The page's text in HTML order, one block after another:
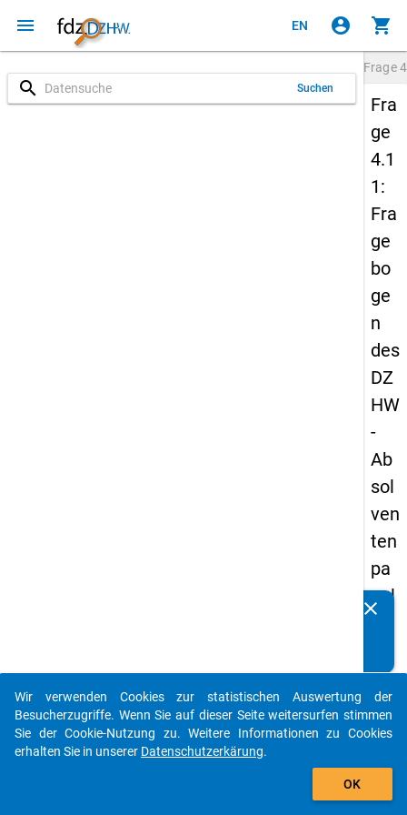
menu EN account_circle shopping_cart
search Suchen
Frage
Fra
ge
4.1
1:
Fra
ge
bo
ge
n
des
DZ
HW
-
Ab
sol
ven
ten
pa
nel
05
-
ers
clear
auto_stories
add_shopping_cart
Wir verwenden Cookies zur statistischen Auswertung der
Besucherzugriffe. Wenn Sie auf dieser Seite weitersurfen stimmen
Sie der Cookie-Nutzung zu. Weitere Informationen zu Cookies
erhalten Sie in unserer Datenschutzerkärung.
OK